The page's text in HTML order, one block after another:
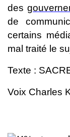
des
de
certains
mal traité le
Texte :
Voix Charles